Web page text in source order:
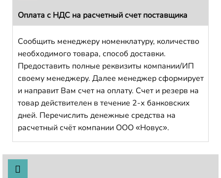
Оплата с НДС на расчетный счет поставщика
Сообщить менеджеру номенклатуру, количество
необходимого товара, способ доставки.
Предоставить полные реквизиты компании/ИП
своему менеджеру. Далее менеджер сформирует
и направит Вам счет на оплату. Счет и резерв на
товар действителен в течение 2-х банковских
дней. Перечислить денежные средства на
расчетный счёт компании ООО «Новус».